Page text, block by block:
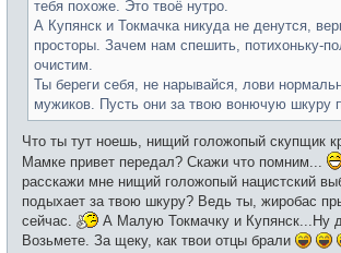
тебя похоже. Это твоё нутро.
А Купянск и Токмачка никуда не денутся,
просторы. Зачем нам спешить, потихоньку-
очистим.
Ты береги себя, не нарывайся, лови
мужиков. Пусть они за твою вонючую шкуру
Что ты тут ноешь, нищий голожопый скупщик
Мамке привет передал? Скажи что помним...
расскажи мне нищий голожопый нацистский
подыхает за твою шкуру? Ведь ты, жиробас
сейчас.
А Малую Токмачку и Купянск...Ну
Возьмете. За щеку, как твои отцы брали